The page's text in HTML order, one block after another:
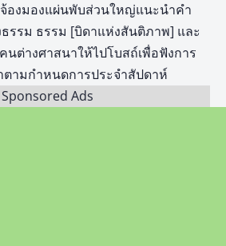
งมองแผ่นพับส่วนใหญ่แนะนำคำ
ธรรม ธรรม [บิดาแห่งสันติภาพ] และ
ต่างศาสนาให้ไปโบสถ์เพื่อฟังการ
ตามกำหนดการประจำสัปดาห์
Sponsored Ads